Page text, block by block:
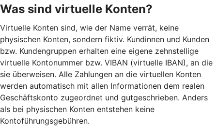
Was sind virtuelle Konten?
Virtuelle Konten sind, wie der Name verrät, keine
physischen Konten, sondern fiktiv. Kundinnen und Kunden
bzw. Kundengruppen erhalten eine eigene zehnstellige
virtuelle Kontonummer bzw. VIBAN (virtuelle IBAN), an die
sie überweisen. Alle Zahlungen an die virtuellen Konten
werden automatisch mit allen Informationen dem realen
Geschäftskonto zugeordnet und gutgeschrieben. Anders
als bei physischen Konten entstehen keine
Kontoführungsgebühren.